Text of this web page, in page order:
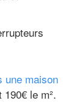
une maison
le m².